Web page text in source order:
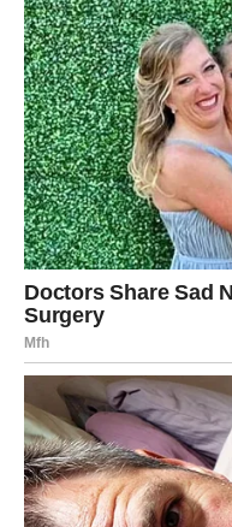
RIBE
NAJVEĆE
VAMA
Ribe su znak kojem
povratka bivše ljubavi.
koji dolazi potpuno
Ono što ovu situaciju
vi možda niste potpuno
mnogim Ribama nalazi
istinu ili da ljubavi
Poruka srca